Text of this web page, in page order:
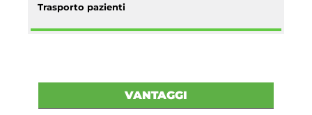
Trasporto pazienti
VANTAGGI